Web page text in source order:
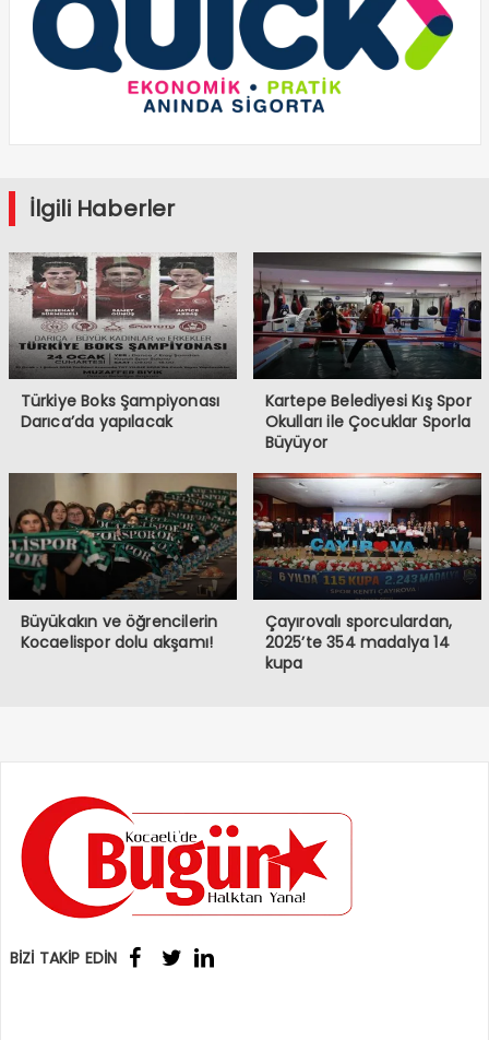
İlgili Haberler
Türkiye Boks Şampiyonası
Darıca’da yapılacak
Kartepe Belediyesi Kış Spor
Okulları ile Çocuklar Sporla
Büyüyor
Büyükakın ve öğrencilerin
Kocaelispor dolu akşamı!
Çayırovalı sporculardan,
2025’te 354 madalya 14
kupa
BİZİ TAKİP EDİN